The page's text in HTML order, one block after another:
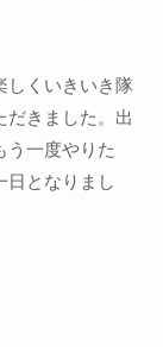
しくいきいき隊
だきました。出
う一度やりた
日となりまし